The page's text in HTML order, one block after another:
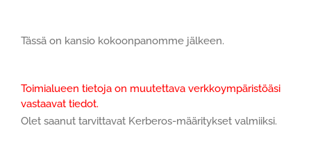
Tässä on kansio kokoonpanomme jälkeen.
Toimialueen tietoja on muutettava verkkoympäristöäsi
vastaavat tiedot.
Olet saanut tarvittavat Kerberos-määritykset valmiiksi.